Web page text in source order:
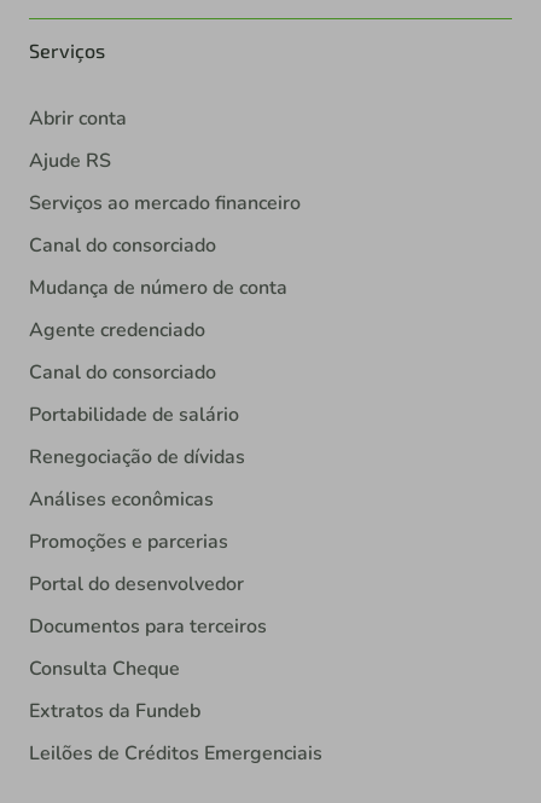
Serviços
Abrir conta
Ajude RS
Serviços ao mercado financeiro
Canal do consorciado
Mudança de número de conta
Agente credenciado
Canal do consorciado
Portabilidade de salário
Renegociação de dívidas
Análises econômicas
Promoções e parcerias
Portal do desenvolvedor
Documentos para terceiros
Consulta Cheque
Extratos da Fundeb
Leilões de Créditos Emergenciais